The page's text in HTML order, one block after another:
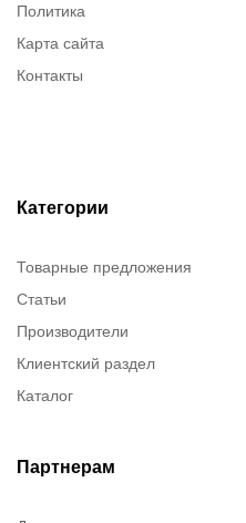
Политика
Карта сайта
Контакты
Категории
Товарные предложения
Статьи
Производители
Клиентский раздел
Каталог
Партнерам